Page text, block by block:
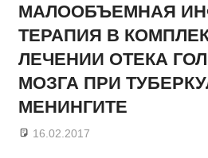
МАЛООБЪЕМНАЯ
ТЕРАПИЯ В
ЛЕЧЕНИИ ОТЕКА
МОЗГА ПРИ
МЕНИНГИТЕ
16.02.2017